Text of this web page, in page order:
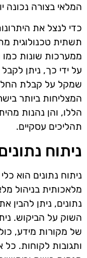
המלאי בצורה נכונה
כדי לנצל את
תשתית טכנולוגית
על ידי כך, ניתן
שמקל על קבלת
המצליחות ביותר
הללו, והן נהנות
תהליכים עסקיים.
ניתוח
ניתוח נתונים הוא
מלאכותית בניהול
נתונים, ניתן
השוק על הביקוש.
של מקורות מידע,
ותגובות לקוחות.